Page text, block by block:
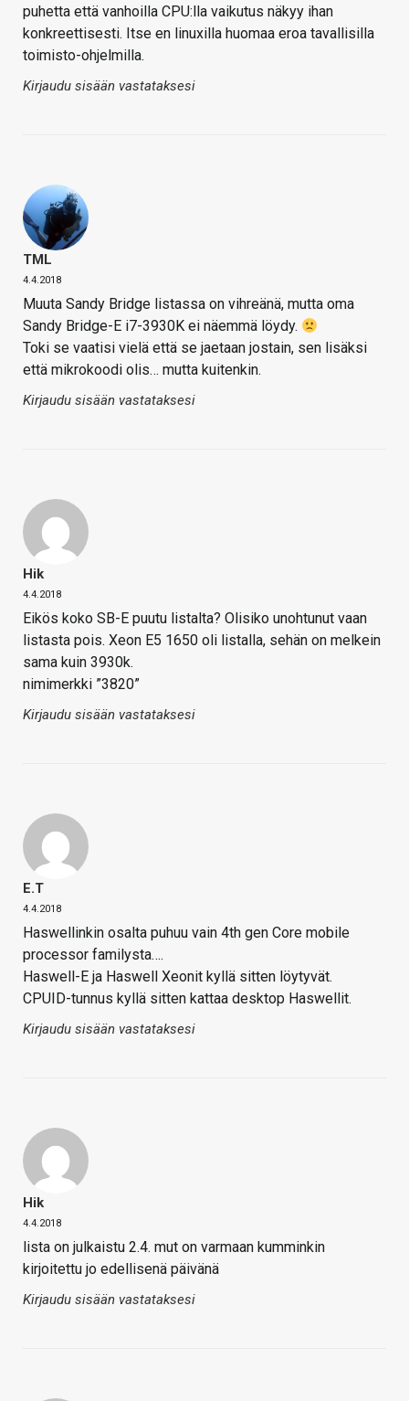
puhetta että vanhoilla CPU:lla vaikutus näkyy ihan
konkreettisesti. Itse en linuxilla huomaa eroa tavallisilla
toimisto-ohjelmilla.
Kirjaudu sisään vastataksesi
TML
4.4.2018
Muuta Sandy Bridge listassa on vihreänä, mutta oma
Sandy Bridge-E i7-3930K ei näemmä löydy.
Toki se vaatisi vielä että se jaetaan jostain, sen lisäksi
että mikrokoodi olis… mutta kuitenkin.
Kirjaudu sisään vastataksesi
Hik
4.4.2018
Eikös koko SB-E puutu listalta? Olisiko unohtunut vaan
listasta pois. Xeon E5 1650 oli listalla, sehän on melkein
sama kuin 3930k.
nimimerkki ”3820”
Kirjaudu sisään vastataksesi
E.T
4.4.2018
Haswellinkin osalta puhuu vain 4th gen Core mobile
processor familysta….
Haswell-E ja Haswell Xeonit kyllä sitten löytyvät.
CPUID-tunnus kyllä sitten kattaa desktop Haswellit.
Kirjaudu sisään vastataksesi
Hik
4.4.2018
lista on julkaistu 2.4. mut on varmaan kumminkin
kirjoitettu jo edellisenä päivänä
Kirjaudu sisään vastataksesi